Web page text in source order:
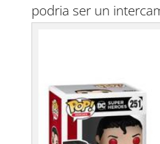
podria ser un